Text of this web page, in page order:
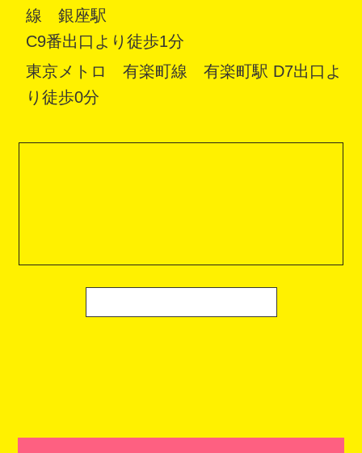
線 銀座駅
C9番出口より徒歩1分
東京メトロ 有楽町線 有楽町駅 D7出口よ
り徒歩0分